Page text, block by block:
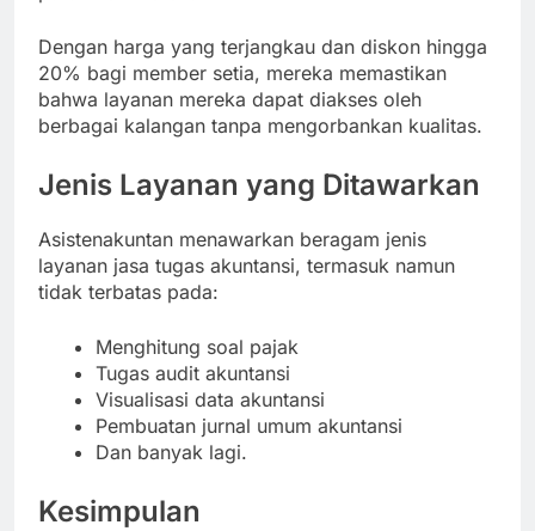
Dengan harga yang terjangkau dan diskon hingga
20% bagi member setia, mereka memastikan
bahwa layanan mereka dapat diakses oleh
berbagai kalangan tanpa mengorbankan kualitas.
Jenis Layanan yang Ditawarkan
Asistenakuntan menawarkan beragam jenis
layanan jasa tugas akuntansi, termasuk namun
tidak terbatas pada:
Menghitung soal pajak
Tugas audit akuntansi
Visualisasi data akuntansi
Pembuatan jurnal umum akuntansi
Dan banyak lagi.
Kesimpulan